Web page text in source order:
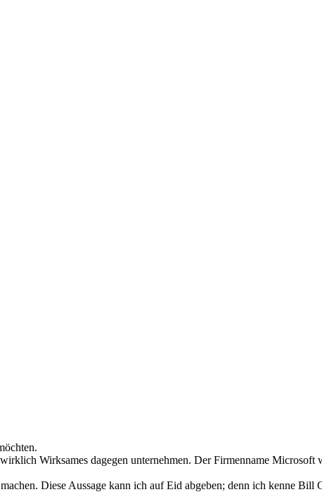
Wirksames dagegen unternehmen. Der Firmenname
Diese Aussage kann ich auf Eid abgeben; denn ich kenne Bill